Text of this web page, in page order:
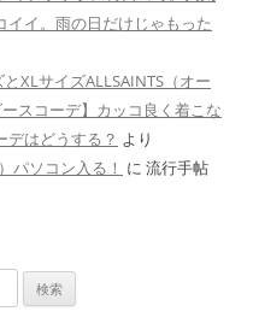
イ。雨の日だけじゃもった
XLサイズALLSAINTS（オー
ースコーデ】カッコ良く着こな
デはどうする？ より
パソコン入る！ に 流行手帖